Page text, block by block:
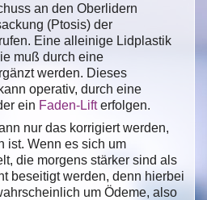
an den Oberlidern
(Ptosis) der
Eine alleinige Lidplastik
muß durch eine
werden. Dieses
operativ, durch eine
ein Faden-Lifterfolgen.
nur das korrigiert werden,
ist. Wenn es sich um
die morgens stärker sind als
beseitigt werden, denn hierbei
um Ödeme, also